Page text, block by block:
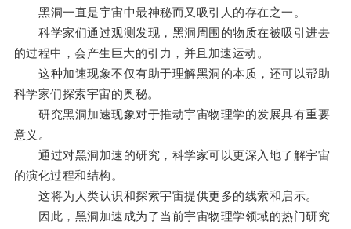
黑洞一直是宇宙中最神秘而又吸引人的存在之一。
科学家们通过观测发现，黑洞周围的物质在被吸引进去
的过程中，会产生巨大的引力，并且加速运动。
这种加速现象不仅有助于理解黑洞的本质，还可以帮助
科学家们探索宇宙的奥秘。
研究黑洞加速现象对于推动宇宙物理学的发展具有重要
意义。
通过对黑洞加速的研究，科学家可以更深入地了解宇宙
的演化过程和结构。
这将为人类认识和探索宇宙提供更多的线索和启示。
因此，黑洞加速成为了当前宇宙物理学领域的热门研究